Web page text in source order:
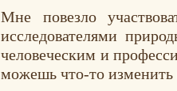
Мне повезло
исследователями
человеческим и
можешь что-то изменить